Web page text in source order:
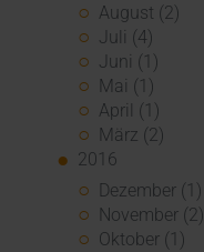
August (2)
Juli (4)
Juni (1)
Mai (1)
April (1)
März (2)
2016
Dezember (1)
November (2)
Oktober (1)